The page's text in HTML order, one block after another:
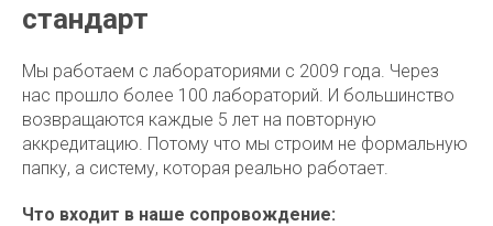
стандарт
Мы работаем с лабораториями с 2009 года. Через
нас прошло более 100 лабораторий. И большинство
возвращаются каждые 5 лет на повторную
аккредитацию. Потому что мы строим не формальную
папку, а систему, которая реально работает.
Что входит в наше сопровождение: